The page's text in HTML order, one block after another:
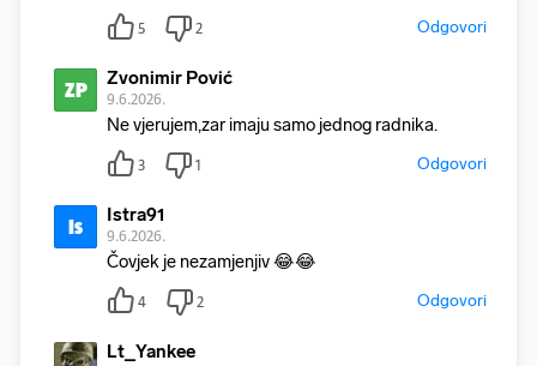
5 2 Odgovori
ZP Zvonimir Pović
9.6.2026.
Ne vjerujem,zar imaju samo jednog radnika.
3 1 Odgovori
Is Istra91
9.6.2026.
Čovjek je nezamjenjiv 😂😂
4 2 Odgovori
Lt_Yankee